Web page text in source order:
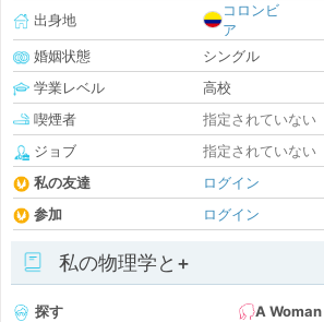
出身地
コロンビ
ア
婚姻状態
シングル
学業レベル
高校
喫煙者
指定されていない
ジョブ
指定されていない
私の友達
ログイン
参加
ログイン
私の物理学と+
探す
A Woman